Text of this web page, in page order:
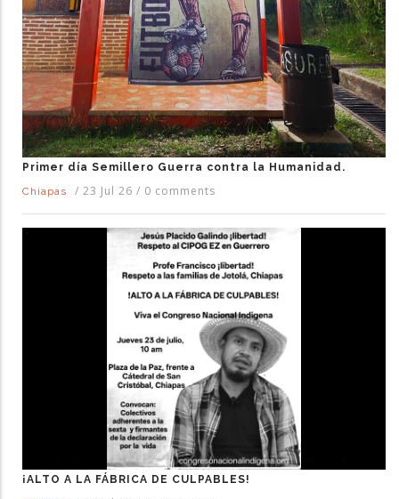
Primer día Semillero Guerra contra la Humanidad.
Chiapas
/ 23 Jul 26 / 0 comments
¡ALTO A LA FÁBRICA DE CULPABLES!